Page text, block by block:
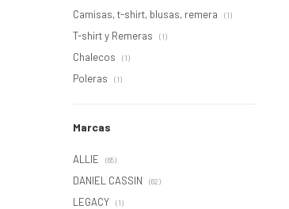
Camisas, t-shirt, blusas, remera (1)
T-shirt y Remeras (1)
Chalecos (1)
Poleras (1)
Marcas
ALLIE (65)
DANIEL CASSIN (62)
LEGACY (1)